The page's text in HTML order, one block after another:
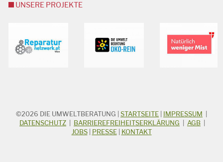
UNSERE PROJEKTE
STICHWORTSUCHE
Suchbegriff
©2026 DIE UMWELTBERATUNG STARTSEITE IMPRESSUM
DATENSCHUTZ
BARRIEREFREIHEITSERKLÄRUNG AGB
JOBS| PRESSE| KONTAKT